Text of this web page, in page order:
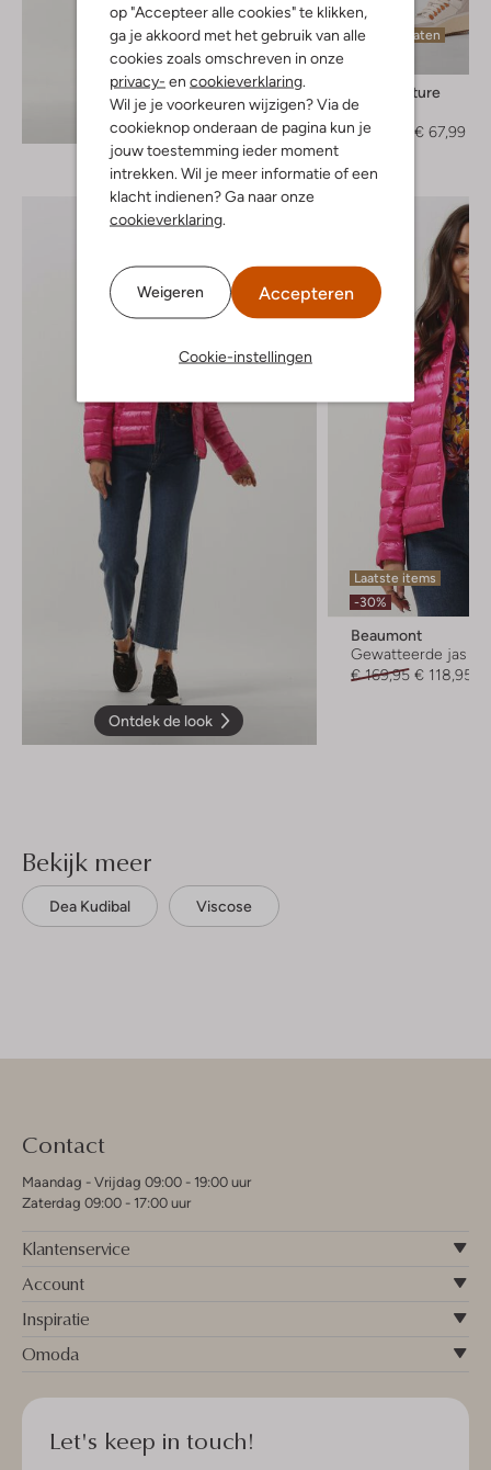
op "Accepteer alle cookies" te klikken,
ga je akkoord met het gebruik van alle
cookies zoals omschreven in onze
privacy- en cookieverklaring
Wil je je voorkeuren wijzigen? Via de
cookieknop onderaan de pagina kun je
jouw toestemming ieder moment
intrekken. Wil je meer informatie of een
klacht indienen? Ga naar onze
cookieverklaring
Weigeren Accepteren
Cookie-instellingen
Ontdek de look
Laatste maten
Semicouture
Pantalon
€ 169,95
€ 67,99
Ontdek de look
Laatste items
-30%
Beaumont
Gewatteerde jas
€ 169,95 € 118,95
Bekijk meer
Dea Kudibal Viscose
Contact
Maandag - Vrijdag 09:00 - 19:00 uur
Zaterdag 09:00 - 17:00 uur
Klantenservice
Account
Inspiratie
Omoda
Let's keep in touch!